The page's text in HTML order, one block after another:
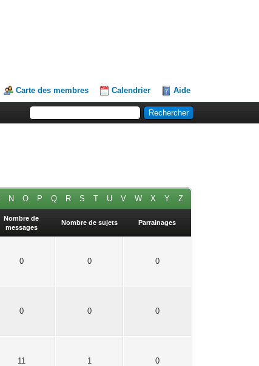
Carte des membres Calendrier Aide
N O P Q R S T U V W X Y Z
Nombre de
messages
Nombre de sujets Parrainages
0 0 0
0 0 0
11 1 0